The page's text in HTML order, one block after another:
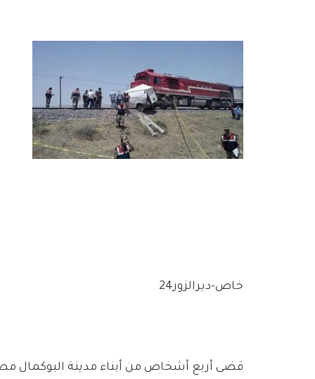
خاص-ديرالزور24
قضى أربع أشخاص من أبناء مدينة البوكمال